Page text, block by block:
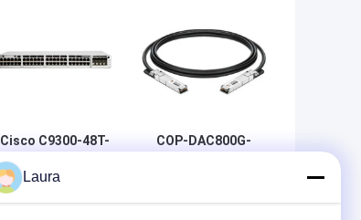
Cisco C9300-48T-
E Catalyst 9300
48-Port-Gigabit-
COP-DAC800G-
Laura